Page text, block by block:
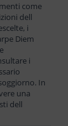
come
dell
i
Diem
i
In
una
dell